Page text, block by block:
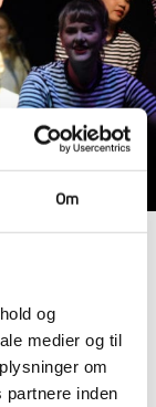
Om
og
medier og til
om
inden
&